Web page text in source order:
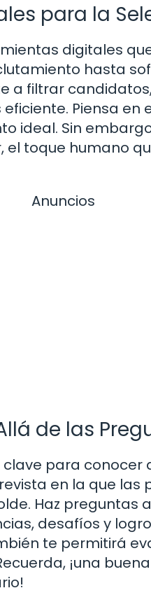
para la
digitales
hasta
a filtrar
Piensa en
ideal. Sin
toque humano
Anuncios
de las
para conocer
en la que las
Haz preguntas
desafíos y
te permitirá
¡una